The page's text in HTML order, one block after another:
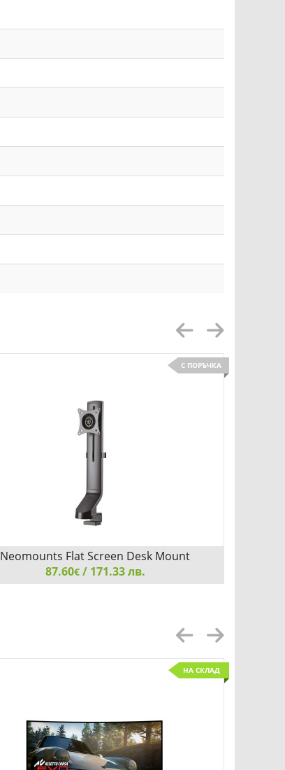
С ПОРЪЧКА
Детайли Сравни
Neomounts Flat Screen Desk Mount
(clamp/grommet)
87.60€/ 171.33 лв.
НА СКЛАД